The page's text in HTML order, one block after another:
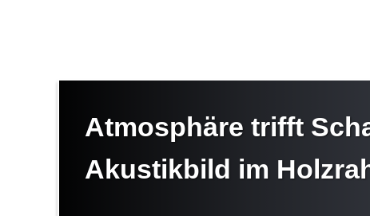
Atmosphäre trifft
Akustikbild im